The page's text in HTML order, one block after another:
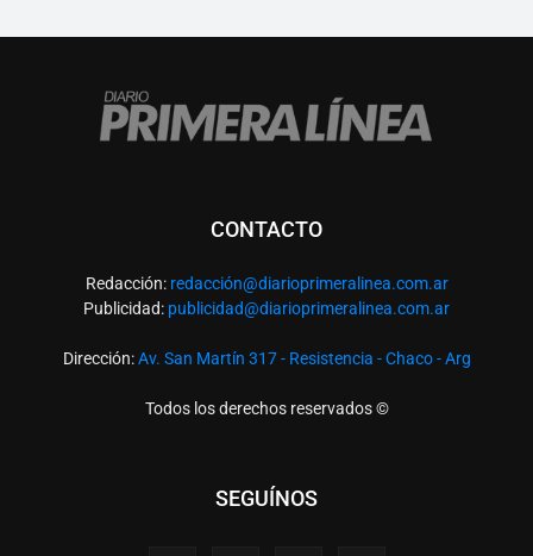
CONTACTO
Redacción: redacción@diarioprimeralinea.com.ar
Publicidad: publicidad@diarioprimeralinea.com.ar
Dirección:Av. San Martín 317 - Resistencia - Chaco - Arg
Todos los derechos reservados ©
SEGUÍNOS